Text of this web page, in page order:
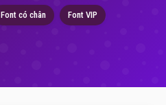
Font có chân Font VIP